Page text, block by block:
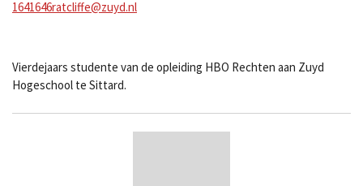
1641646ratcliffe@zuyd.nl
Vierdejaars studente van de opleiding HBO Rechten aan Zuyd
Hogeschool te Sittard.